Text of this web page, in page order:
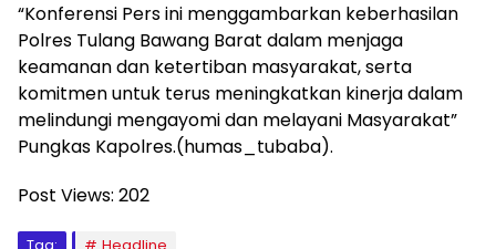
“Konferensi Pers ini menggambarkan keberhasilan
Polres Tulang Bawang Barat dalam menjaga
keamanan dan ketertiban masyarakat, serta
komitmen untuk terus meningkatkan kinerja dalam
melindungi mengayomi dan melayani Masyarakat”
Pungkas Kapolres.(humas_tubaba).
Post Views: 202